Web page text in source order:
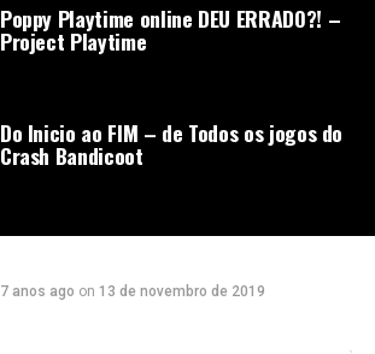
Poppy Playtime online DEU ERRADO?! –
Project Playtime
Do Inicio ao FIM – de Todos os jogos do
Crash Bandicoot
7 anos ago on 13 de novembro de 2019